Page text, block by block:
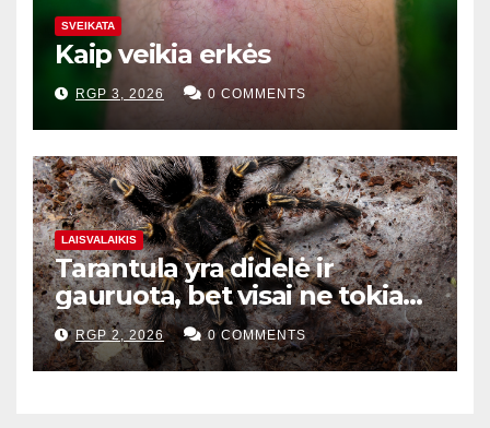
SVEIKATA
Kaip veikia erkės
RGP 3, 2026 0 COMMENTS
LAISVALAIKIS
Tarantula yra didelė ir
gauruota, bet visai ne tokia
baisi
RGP 2, 2026 0 COMMENTS